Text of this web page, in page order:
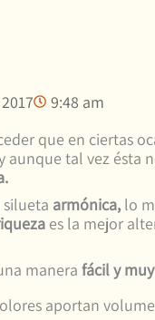
9:48 am
que en ciertas
aunque tal vez ésta
armónica, lo
es la mejor
manera fácil y
aportan